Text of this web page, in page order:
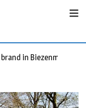
in Biezenmortel,